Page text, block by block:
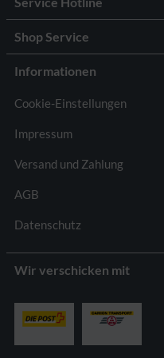
Shop Service
Informationen
Cookie-Einstellungen
Impressum
Versand und Zahlung
AGB
Datenschutz
Wir verschicken mit